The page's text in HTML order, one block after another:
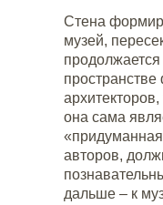
Стена
музей,
она сама
авторов,
дальше – к